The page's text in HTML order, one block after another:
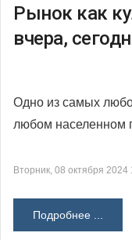
Рынок как
вчера,
Одно из самых
любом населенном
Вторник, 08 октября 2024
Подробнее ...